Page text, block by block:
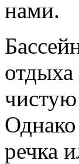
нами.
Однако
речка